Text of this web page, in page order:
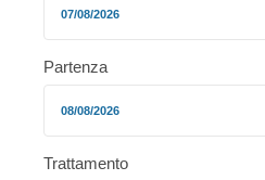
Partenza
Trattamento